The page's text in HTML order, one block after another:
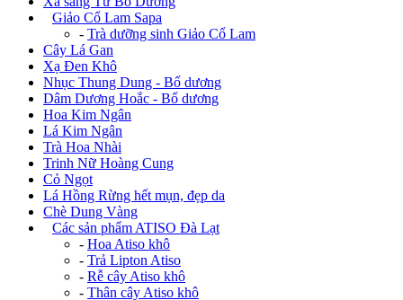
Giảo Cổ Lam Sapa
- Trà dưỡng sinh Giảo Cổ Lam
Cây Lá Gan
Xạ Đen Khô
Nhục Thung Dung - Bổ dương
Dâm Dương Hoắc - Bổ dương
Hoa Kim Ngân
Lá Kim Ngân
Trà Hoa Nhài
Trinh Nữ Hoàng Cung
Cỏ Ngọt
Lá Hồng Rừng hết mụn, đẹp da
Chè Dung Vàng
Các sản phẩm ATISO Đà Lạt
- Hoa Atiso khô
- Trả Lipton Atiso
- Rễ cây Atiso khô
- Thân cây Atiso khô